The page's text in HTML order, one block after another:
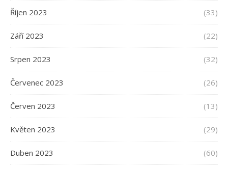
Říjen 2023 (33)
Září 2023 (22)
Srpen 2023 (32)
Červenec 2023 (26)
Červen 2023 (13)
Květen 2023 (29)
Duben 2023 (60)